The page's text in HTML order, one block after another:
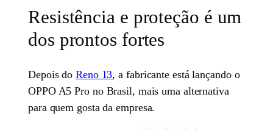
Resistência e proteção é um
dos prontos fortes
Depois doReno 13, a fabricante está lançando o
OPPO A5 Pro no Brasil, mais uma alternativa
para quem gosta da empresa.